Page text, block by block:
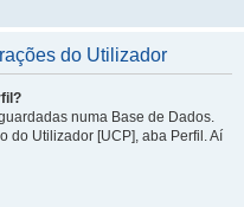
do Utilizador
numa Base de Dados.
do Utilizador [UCP], aba Perfil. Aí